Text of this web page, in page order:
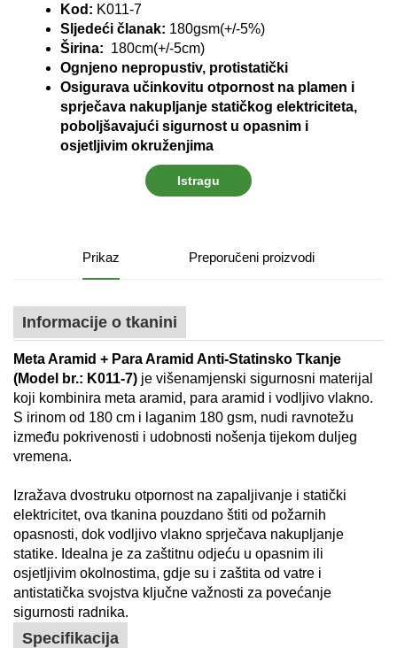
Kod: K011-7
Sljedeći članak: 180gsm(+/-5%)
Širina: 180cm(+/-5cm)
Ognjeno nepropustiv, protistatički
Osigurava učinkovitu otpornost na plamen i
sprječava nakupljanje statičkog elektriciteta,
poboljšavajući sigurnost u opasnim i
osjetljivim okruženjima
Istragu
Prikaz Preporučeni proizvodi
Informacije o tkanini
Meta Aramid + Para Aramid Anti-Statinsko Tkanje
(Model br.: K011-7) je višenamjenski sigurnosni materijal
koji kombinira meta aramid, para aramid i vodljivo vlakno.
S irinom od 180 cm i laganim 180 gsm, nudi ravnotežu
između pokrivenosti i udobnosti nošenja tijekom duljeg
vremena.
Izražava dvostruku otpornost na zapaljivanje i statički
elektricitet, ova tkanina pouzdano štiti od požarnih
opasnosti, dok vodljivo vlakno sprječava nakupljanje
statike. Idealna je za zaštitnu odjeću u opasnim ili
osjetljivim okolnostima, gdje su i zaštita od vatre i
antistatička svojstva ključne važnosti za povećanje
sigurnosti radnika.
Specifikacija